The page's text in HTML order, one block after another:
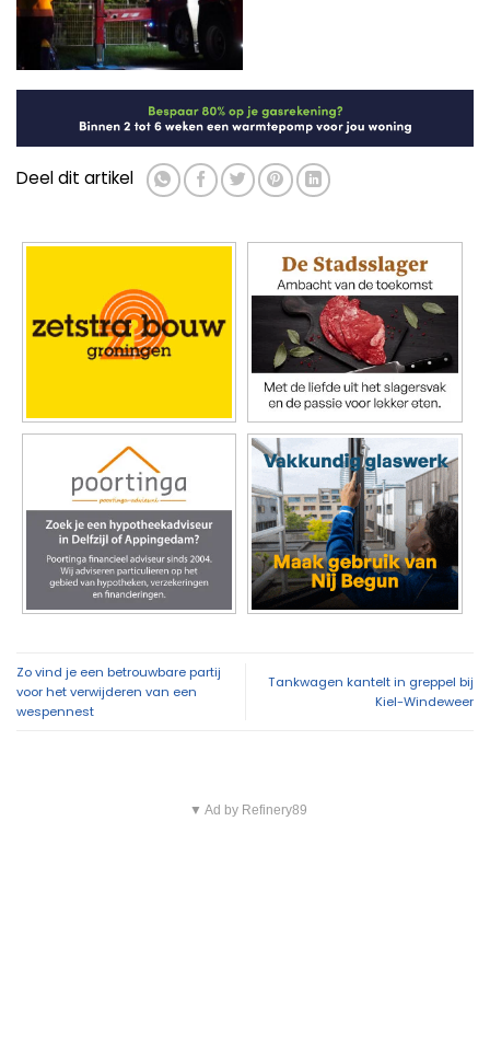
Deel dit artikel
Zo vind je een betrouwbare partij
voor het verwijderen van een
wespennest
Tankwagen kantelt in greppel bij
Kiel-Windeweer
▼ Ad by Refinery89